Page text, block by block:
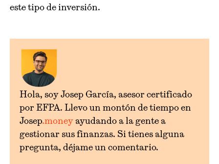
este tipo de inversión.
Hola, soy Josep García, asesor certificado
por EFPA. Llevo un montón de tiempo en
Josep.moneyayudando a la gente a
gestionar sus finanzas. Si tienes alguna
pregunta, déjame un comentario.